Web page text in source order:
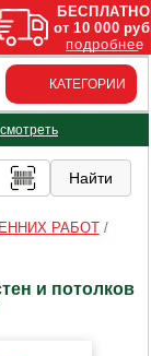
КАТЕГОРИИ
смотреть
РАБОТ/
и потолков